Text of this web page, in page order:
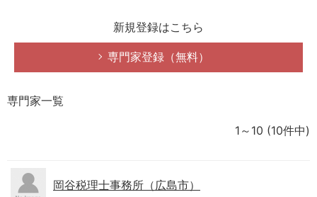
新規登録はこちら
専門家登録（無料）
専門家一覧
1～10 (10件中)
岡谷税理士事務所（広島市）